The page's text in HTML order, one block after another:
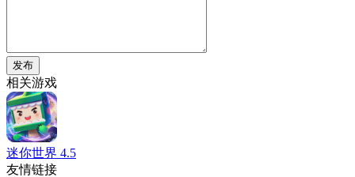
发布
相关游戏
迷你世界 4.5
友情链接